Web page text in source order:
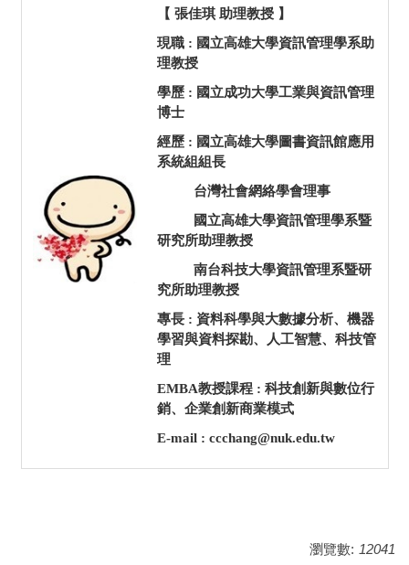
【 張佳琪 助理教授 】
現職 : 國立高雄大學資訊管理學系助
理教授
學歷 : 國立成功大學工業與資訊管理
博士
經歷 : 國立高雄大學圖書資訊館應用
系統組組長
台灣社會網絡學會理事
國立高雄大學資訊管理學系暨
研究所助理教授
南台科技大學資訊管理系暨研
究所助理教授
專長 : 資料科學與大數據分析、機器
學習與資料探勘、人工智慧、科技管
理
EMBA教授課程 : 科技創新與數位行
銷、企業創新商業模式
E-mail : ccchang@nuk.edu.tw
瀏覽數: 12041